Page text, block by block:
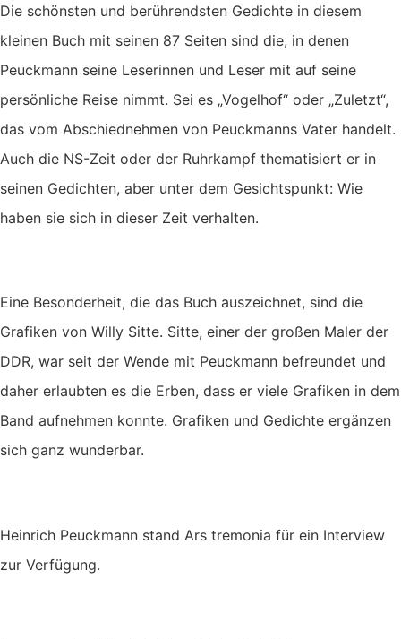
Die schönsten und berührendsten Gedichte in diesem
kleinen Buch mit seinen 87 Seiten sind die, in denen
Peuckmann seine Leserinnen und Leser mit auf seine
persönliche Reise nimmt. Sei es „Vogelhof“ oder „Zuletzt“,
das vom Abschiednehmen von Peuckmanns Vater handelt.
Auch die NS-Zeit oder der Ruhrkampf thematisiert er in
seinen Gedichten, aber unter dem Gesichtspunkt: Wie
haben sie sich in dieser Zeit verhalten.
Eine Besonderheit, die das Buch auszeichnet, sind die
Grafiken von Willy Sitte. Sitte, einer der großen Maler der
DDR, war seit der Wende mit Peuckmann befreundet und
daher erlaubten es die Erben, dass er viele Grafiken in dem
Band aufnehmen konnte. Grafiken und Gedichte ergänzen
sich ganz wunderbar.
Heinrich Peuckmann stand Ars tremonia für ein Interview
zur Verfügung.